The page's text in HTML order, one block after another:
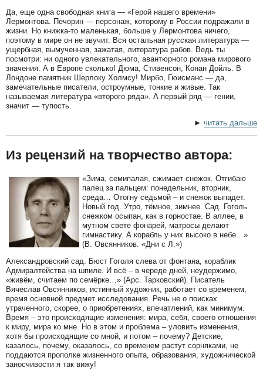
Да, еще одна свободная книга — «Герой нашего времени»
Лермонтова. Печорин — персонаж, которому в России подражали в
жизни. Но книжка-то маленькая, больше у Лермонтова ничего,
поэтому в мире он не звучит. Вся остальная русская литература —
ущербная, вымученная, зажатая, литература рабов. Ведь ты
посмотри: ни одного увлекательного, авантюрного романа мирового
значения. А в Европе сколько! Дюма, Стивенсон, Конан Дойль. В
Лондоне памятник Шерлоку Холмсу! Мирбо, Гюисманс — да,
замечательные писатели, остроумные, тонкие и живые. Так
называемая литература «второго ряда». А первый ряд — гении,
значит — тупость.
► читать дальше
Из рецензий на творчество автора:
«Зима, семипалая, сжимает снежок. Отгибаю
палец за пальцем: понедельник, вторник,
среда… Отогну седьмой – и снежок выпадет.
Новый год. Утро, тёмное, зимнее. Сад. Гоголь
снежком осыпан, как в горностае. В аллее, в
мутном свете фонарей, матросы делают
гимнастику. А корабль у них высоко в небе…»
(В. Овсянников. «Дни с Л.»)
Александровский сад. Бюст Гоголя слева от фонтана, кораблик
Адмиралтейства на шпиле. И всё – в череде дней, неудержимо,
«живём, считаем по семёрке…» (Арс. Тарковский). Писатель
Вячеслав Овсянников, истинный художник, работает со временем,
время основной предмет исследования. Речь не о поисках
утраченного, скорее, о приобретениях, впечатлений, как минимум.
Время – это происходящие изменения: мира, себя, своего отношения
к миру, мира ко мне. Но в этом и проблема – уловить изменения,
хотя бы происходящие со мной, и потом – почему? Детские,
казалось, почему, оказалось, со временем растут сорняками, не
поддаются прополке жизненного опыта, образования, художнической
заносчивости я так вижу!